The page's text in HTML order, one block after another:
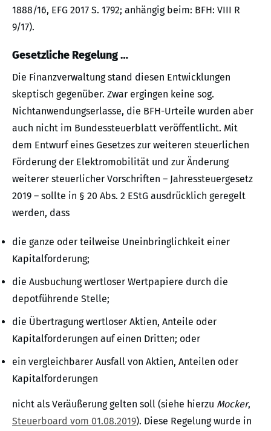
1888/16, EFG 2017 S. 1792; anhängig beim: BFH: VIII R
9/17).
Gesetzliche Regelung …
Die Finanzverwaltung stand diesen Entwicklungen
skeptisch gegenüber. Zwar ergingen keine sog.
Nichtanwendungserlasse, die BFH-Urteile wurden aber
auch nicht im Bundessteuerblatt veröffentlicht. Mit
dem Entwurf eines Gesetzes zur weiteren steuerlichen
Förderung der Elektromobilität und zur Änderung
weiterer steuerlicher Vorschriften – Jahressteuergesetz
2019 – sollte in § 20 Abs. 2 EStG ausdrücklich geregelt
werden, dass
die ganze oder teilweise Uneinbringlichkeit einer
Kapitalforderung;
die Ausbuchung wertloser Wertpapiere durch die
depotführende Stelle;
die Übertragung wertloser Aktien, Anteile oder
Kapitalforderungen auf einen Dritten; oder
ein vergleichbarer Ausfall von Aktien, Anteilen oder
Kapitalforderungen
nicht als Veräußerung gelten soll (siehe hierzu Mocker,
Steuerboard vom 01.08.2019). Diese Regelung wurde in